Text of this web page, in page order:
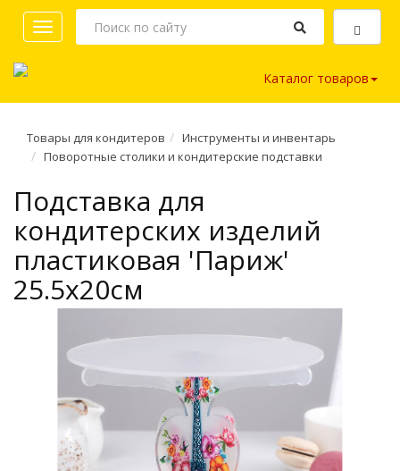
Toggle
navigation
Каталог товаров
Товары для кондитеров
Инструменты и инвентарь
Поворотные столики и кондитерские подставки
Подставка для
кондитерских изделий
пластиковая 'Париж'
25.5x20см